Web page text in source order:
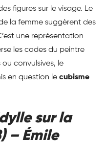
figures sur le visage. Le
la femme suggèrent des
une représentation
les codes du peintre
convulsives, le
en question le cubisme
sur la
– Émile